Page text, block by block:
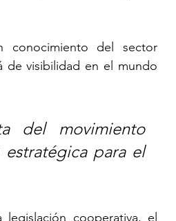
conocimiento del sector
de visibilidad en el mundo
del movimiento
para el
cooperativa, el